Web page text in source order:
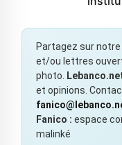
Partagez sur
et/ou lettres
photo.
et opinions.
Fanico : espace
malinké